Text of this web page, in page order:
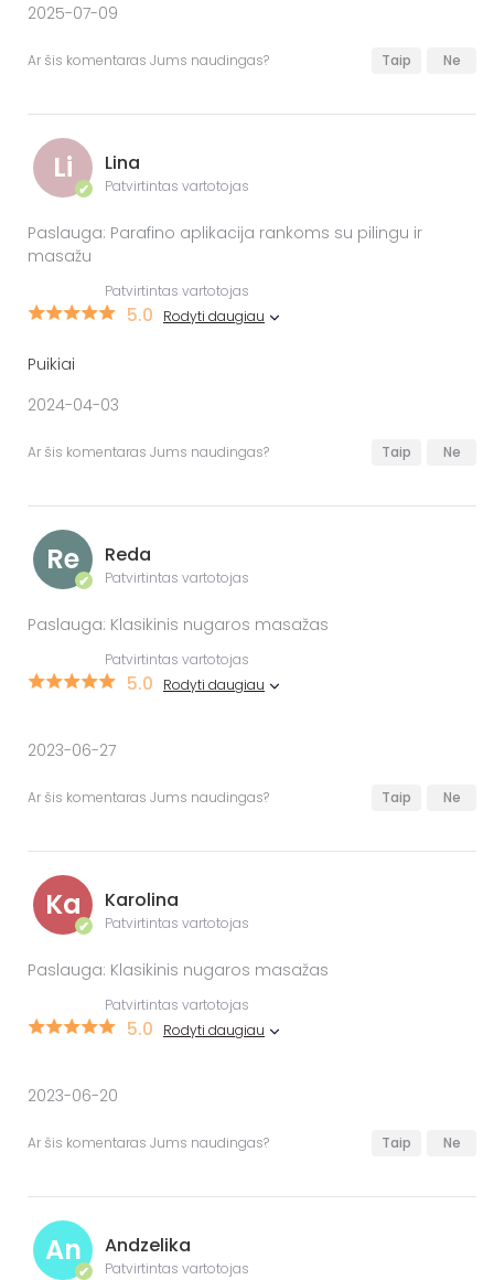
2025-07-09
Ar šis komentaras Jums naudingas? Taip Ne
Li
✔
Lina
Patvirtintas vartotojas
Paslauga: Parafino aplikacija rankoms su pilingu ir
masažu
Patvirtintas vartotojas
5.0 Rodyti daugiau
Puikiai
2024-04-03
Ar šis komentaras Jums naudingas? Taip Ne
Re
✔
Reda
Patvirtintas vartotojas
Paslauga: Klasikinis nugaros masažas
Patvirtintas vartotojas
5.0 Rodyti daugiau
2023-06-27
Ar šis komentaras Jums naudingas? Taip Ne
Ka
✔
Karolina
Patvirtintas vartotojas
Paslauga: Klasikinis nugaros masažas
Patvirtintas vartotojas
5.0 Rodyti daugiau
2023-06-20
Ar šis komentaras Jums naudingas? Taip Ne
An
✔
Andzelika
Patvirtintas vartotojas